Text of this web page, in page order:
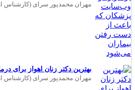
مهران محمدپور سرای
بهترین دکتر زنان اهواز برای
مهران محمدپور سرای